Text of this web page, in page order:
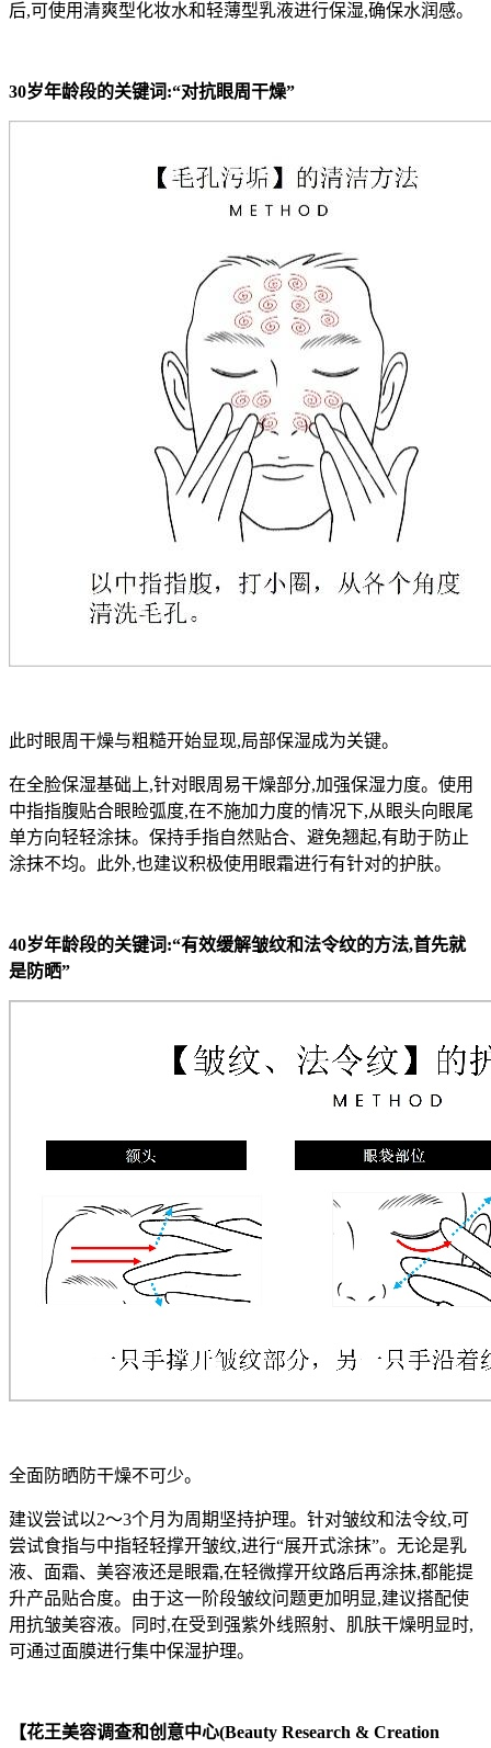
后,可使用清爽型化妆水和轻薄型乳液进行保湿,确保水润感。
30岁年龄段的关键词:“对抗眼周干燥”
此时眼周干燥与粗糙开始显现,局部保湿成为关键。
在全脸保湿基础上,针对眼周易干燥部分,加强保湿力度。使用
中指指腹贴合眼睑弧度,在不施加力度的情况下,从眼头向眼尾
单方向轻轻涂抹。保持手指自然贴合、避免翘起,有助于防止
涂抹不均。此外,也建议积极使用眼霜进行有针对的护肤。
40岁年龄段的关键词:“有效缓解皱纹和法令纹的方法,首先就
是防晒”
全面防晒防干燥不可少。
建议尝试以2～3个月为周期坚持护理。针对皱纹和法令纹,可
尝试食指与中指轻轻撑开皱纹,进行“展开式涂抹”。无论是乳
液、面霜、美容液还是眼霜,在轻微撑开纹路后再涂抹,都能提
升产品贴合度。由于这一阶段皱纹问题更加明显,建议搭配使
用抗皱美容液。同时,在受到强紫外线照射、肌肤干燥明显时,
可通过面膜进行集中保湿护理。
【花王美容调查和创意中心(Beauty Research & Creation